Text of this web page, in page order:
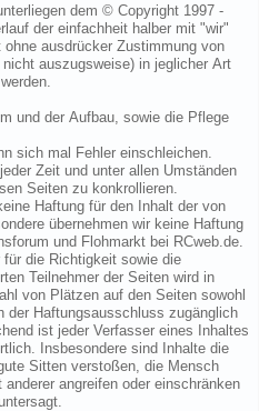
dem © Copyright 1997 -
der einfachheit halber mit "wir"
ausdrücker Zustimmung von
auszugsweise) in jeglicher Art
und der Aufbau, sowie die Pflege
sich mal Fehler einschleichen.
Zeit und unter allen Umständen
Seiten zu konkrollieren.
Haftung für den Inhalt der von
übernehmen wir keine Haftung
und Flohmarkt bei RCweb.de.
die Richtigkeit sowie die
Teilnehmer der Seiten wird in
von Plätzen auf den Seiten sowohl
der Haftungsausschluss zugänglich
ist jeder Verfasser eines Inhaltes
Insbesondere sind Inhalte die
Sitten verstoßen, die Mensch
angreifen oder einschränken